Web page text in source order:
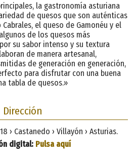
la gastronomía asturiana
de quesos que son auténticas
el queso de Gamonéu y el
de los quesos más
su sabor intenso y su textura
de manera artesanal,
de generación en generación,
para disfrutar con una buena
tabla de quesos.»
Dirección
› Castanedo › Villayón › Asturias.
digital: Pulsa aquí